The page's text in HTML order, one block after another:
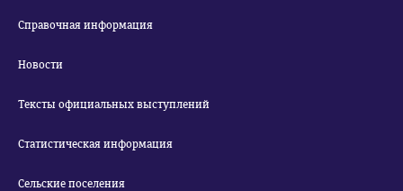
Справочная информация
Новости
Тексты официальных выступлений
Статистическая информация
Сельские поселения